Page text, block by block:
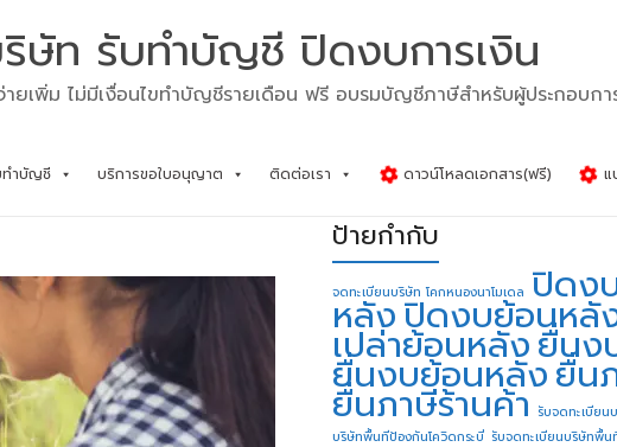
ษัท รับทำบัญชี ปิดงบการเงิน
ยเพิ่ม ไม่มีเงื่อนไขทำบัญชีรายเดือน ฟรี อบรมบัญชีภาษีสำหรับผู้ประกอบกา
ทำบัญชี บริการขอใบอนุญาต ติดต่อเรา ดาวน์โหลดเอกสาร(ฟรี) แ
ป้ายกำกับ
จดทะเบียนบริษัท โคกหนองนาโมเดล ปิดง
หลังปิดงบย้อนหลั
เปล่าย้อนหลังยื่นง
ยื่นงบย้อนหลังยื่น
ยื่นภาษีร้านค้า รับจดทะเบีย
บริษัทพื้นทีป้องกันโควิดกระบี่ รับจดทะเบียนบริษัทพื้